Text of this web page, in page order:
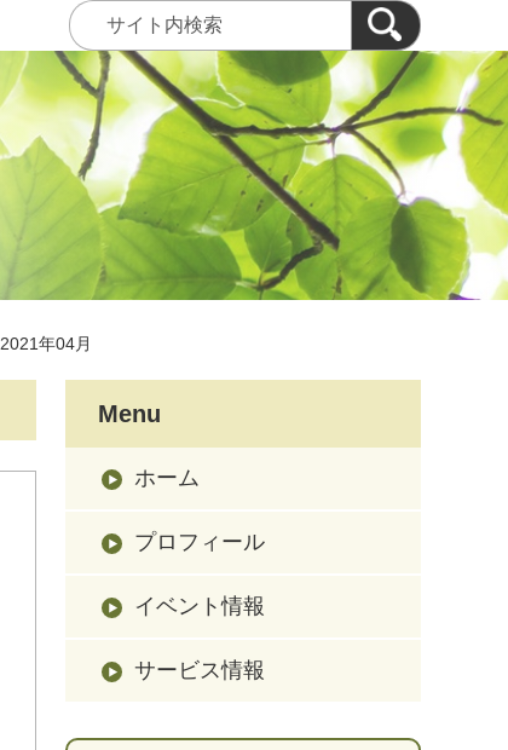
2021年04月
Menu
ホーム
プロフィール
イベント情報
サービス情報